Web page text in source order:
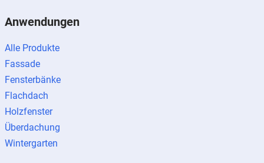
Anwendungen
Alle Produkte
Fassade
Fensterbänke
Flachdach
Holzfenster
Überdachung
Wintergarten